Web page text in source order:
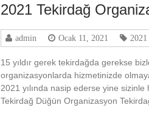
2021 Tekirdağ
admin Ocak 11, 2021
15 yıldır gerek tekirdağda gerekse
organizasyonlarda hizmetinizde
2021 yılında nasip ederse yine
Tekirdağ Düğün Organizasyon